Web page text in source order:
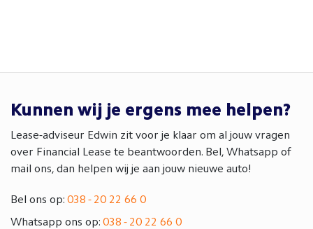
Kunnen wij je ergens mee helpen?
Lease-adviseur Edwin zit voor je klaar om al jouw vragen
over Financial Lease te beantwoorden. Bel, Whatsapp of
mail ons, dan helpen wij je aan jouw nieuwe auto!
Bel ons op: 038 - 20 22 66 0
Whatsapp ons op: 038 - 20 22 66 0